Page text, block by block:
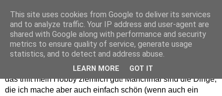
Willkommen in meinem "Wohnzimmer". Einfach und schön -
das trifft mein Hobby ziemlich gut! Manchmal sind die Dinge,
die ich mache aber auch einfach schön (wenn auch ein
This site uses cookies from Google to deliver its services
and to analyze traffic. Your IP address and user-agent are
shared with Google along with performance and security
metrics to ensure quality of service, generate usage
statistics, and to detect and address abuse.
LEARN MORE GOT IT